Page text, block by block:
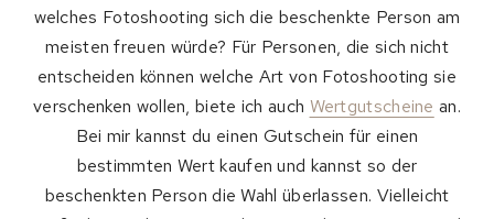
welches Fotoshooting sich die beschenkte Person am
meisten freuen würde? Für Personen, die sich nicht
entscheiden können welche Art von Fotoshooting sie
verschenken wollen, biete ich auch Wertgutscheine an.
Bei mir kannst du einen Gutschein für einen
bestimmten Wert kaufen und kannst so der
beschenkten Person die Wahl überlassen. Vielleicht